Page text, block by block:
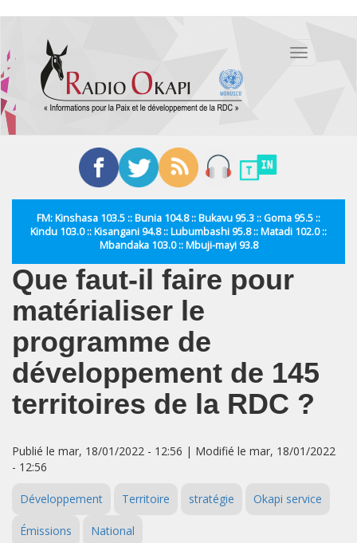
contenu
principal
Toggle
FM: Kinshasa 103.5 :: Bunia 104.8 :: Bukavu 95.3 :: Goma 95.5 ::
Kindu 103.0 :: Kisangani 94.8 :: Lubumbashi 95.8 :: Matadi 102.0 ::
Mbandaka 103.0 :: Mbuji-mayi 93.8
Que faut-il faire pour
matérialiser le
programme de
développement de 145
territoires de la RDC ?
Publié le mar, 18/01/2022 - 12:56 | Modifié le mar, 18/01/2022
- 12:56
Développement Territoire stratégie Okapi service
Émissions National